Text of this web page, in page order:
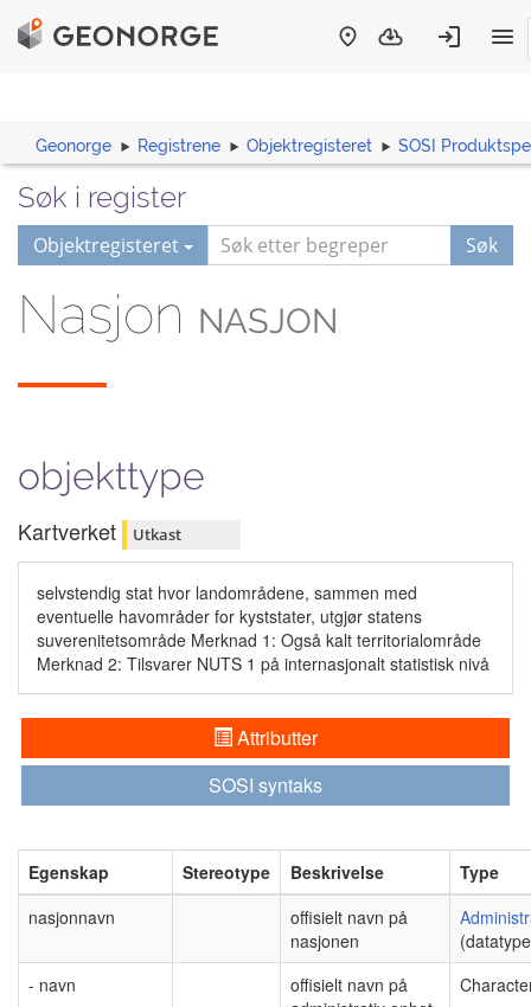
Geonorge Registrene Objektregisteret SOSI
Søk i register
Objektregisteret Søk
Nasjon NASJON
objekttype
Kartverket Utkast
selvstendig stat hvor landområdene, sammen med
eventuelle havområder for kyststater, utgjør statens
suverenitetsområde Merknad 1: Også kalt territorialområde
Merknad 2: Tilsvarer NUTS 1 på internasjonalt statistisk nivå
Attributter
SOSI syntaks
Egenskap Stereotype Beskrivelse
Type
nasjonnavn
offisielt navn på
nasjonen
- navn
offisielt navn på